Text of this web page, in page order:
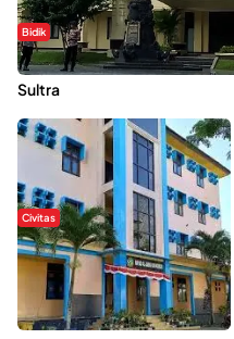
Bidik
Dugaan Kekerasan Seksual di
Sultra
Civitas
Di Balik Kehidupan Ma’had Al-
Jami’ah UIN Kendari : Mahasiswa
Ceritakan Manfaat dan Tantangan